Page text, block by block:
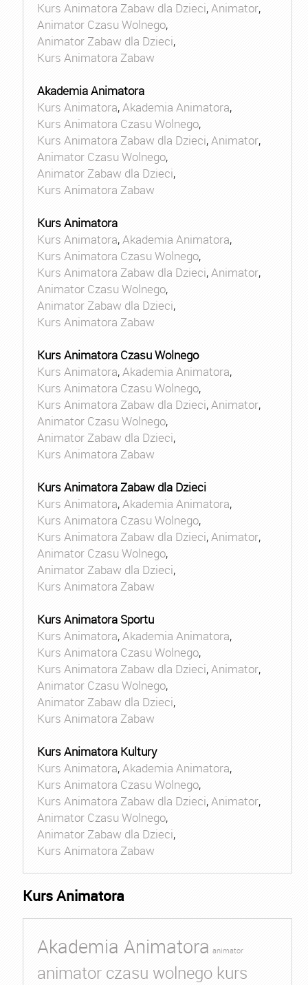
Kurs Animatora Zabaw dla Dzieci,Animator,
Animator Czasu Wolnego,
Animator Zabaw dla Dzieci,
Kurs Animatora Zabaw
Akademia Animatora
Kurs Animatora,Akademia Animatora,
Kurs Animatora Czasu Wolnego,
Kurs Animatora Zabaw dla Dzieci,Animator,
Animator Czasu Wolnego,
Animator Zabaw dla Dzieci,
Kurs Animatora Zabaw
Kurs Animatora
Kurs Animatora,Akademia Animatora,
Kurs Animatora Czasu Wolnego,
Kurs Animatora Zabaw dla Dzieci,Animator,
Animator Czasu Wolnego,
Animator Zabaw dla Dzieci,
Kurs Animatora Zabaw
Kurs Animatora Czasu Wolnego
Kurs Animatora,Akademia Animatora,
Kurs Animatora Czasu Wolnego,
Kurs Animatora Zabaw dla Dzieci,Animator,
Animator Czasu Wolnego,
Animator Zabaw dla Dzieci,
Kurs Animatora Zabaw
Kurs Animatora Zabaw dla Dzieci
Kurs Animatora,Akademia Animatora,
Kurs Animatora Czasu Wolnego,
Kurs Animatora Zabaw dla Dzieci,Animator,
Animator Czasu Wolnego,
Animator Zabaw dla Dzieci,
Kurs Animatora Zabaw
Kurs Animatora Sportu
Kurs Animatora,Akademia Animatora,
Kurs Animatora Czasu Wolnego,
Kurs Animatora Zabaw dla Dzieci,Animator,
Animator Czasu Wolnego,
Animator Zabaw dla Dzieci,
Kurs Animatora Zabaw
Kurs Animatora Kultury
Kurs Animatora,Akademia Animatora,
Kurs Animatora Czasu Wolnego,
Kurs Animatora Zabaw dla Dzieci,Animator,
Animator Czasu Wolnego,
Animator Zabaw dla Dzieci,
Kurs Animatora Zabaw
Kurs Animatora
Akademia Animatora animator
animator czasu wolnego kurs